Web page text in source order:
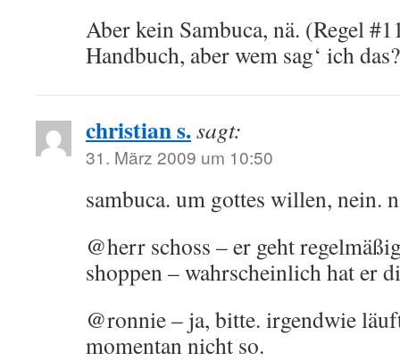
Aber kein Sambuca, nä. (Regel
Handbuch, aber wem sag‘ ich
christian s.sagt:
31. März 2009 um 10:50
sambuca. um gottes willen, nein.
@herr schoss – er geht
shoppen – wahrscheinlich hat er
@ronnie – ja, bitte. irgendwie
momentan nicht so.